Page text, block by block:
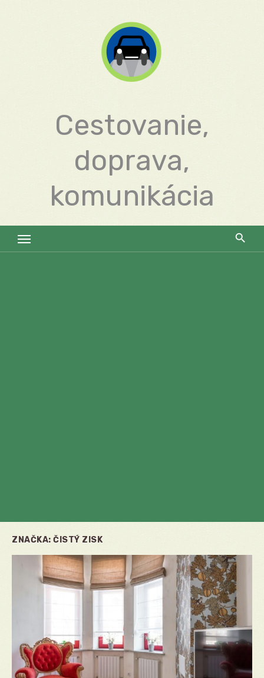
Cestovanie,
doprava,
komunikácia
ZNAČKA: ČISTÝ ZISK